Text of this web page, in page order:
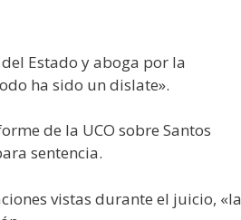
Estado y aboga por la
ha sido un dislate».
de la UCO sobre Santos
sentencia.
vistas durante el juicio, «la